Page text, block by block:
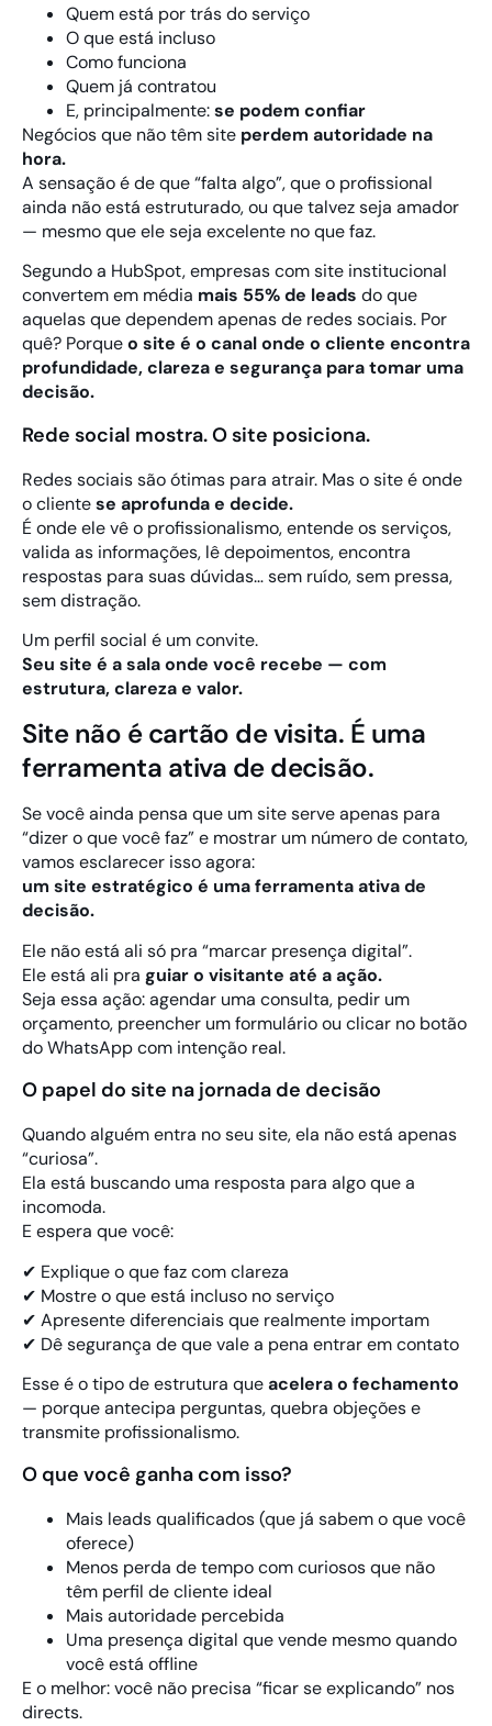
Quem está por trás do serviço
O que está incluso
Como funciona
Quem já contratou
E, principalmente:se podem confiar
Negócios que não têm site perdem autoridade na
hora.
A sensação é de que “falta algo”, que o profissional
ainda não está estruturado, ou que talvez seja amador
— mesmo que ele seja excelente no que faz.
Segundo a HubSpot, empresas com site institucional
convertem em média mais 55% de leads do que
aquelas que dependem apenas de redes sociais. Por
quê? Porqueo site é o canal onde o cliente encontra
profundidade, clareza e segurança para tomar uma
decisão.
Rede social mostra. O site posiciona.
Redes sociais são ótimas para atrair. Mas o site é onde
o clientese aprofunda e decide.
É onde ele vê o profissionalismo, entende os serviços,
valida as informações, lê depoimentos, encontra
respostas para suas dúvidas… sem ruído, sem pressa,
sem distração.
Um perfil social é um convite.
Seu site é a sala onde você recebe — com
estrutura, clareza e valor.
Site não é cartão de visita. É uma
ferramenta ativa de decisão.
Se você ainda pensa que um site serve apenas para
“dizer o que você faz” e mostrar um número de contato,
vamos esclarecer isso agora:
um site estratégico é uma ferramenta ativa de
decisão.
Ele não está ali só pra “marcar presença digital”.
Ele está ali pra guiar o visitante até a ação.
Seja essa ação: agendar uma consulta, pedir um
orçamento, preencher um formulário ou clicar no botão
do WhatsApp com intenção real.
O papel do site na jornada de decisão
Quando alguém entra no seu site, ela não está apenas
“curiosa”.
Ela está buscando uma resposta para algo que a
incomoda.
E espera que você:
✔ Explique o que faz com clareza
✔ Mostre o que está incluso no serviço
✔ Apresente diferenciais que realmente importam
✔ Dê segurança de que vale a pena entrar em contato
Esse é o tipo de estrutura queacelera o fechamento
— porque antecipa perguntas, quebra objeções e
transmite profissionalismo.
O que você ganha com isso?
Mais leads qualificados (que já sabem o que você
oferece)
Menos perda de tempo com curiosos que não
têm perfil de cliente ideal
Mais autoridade percebida
Uma presença digital que vende mesmo quando
você está offline
E o melhor: você não precisa “ficar se explicando” nos
directs.